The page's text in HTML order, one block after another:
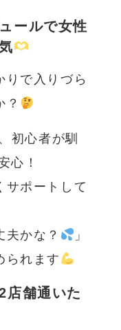
ールで女性
りで入りづら
初心者が馴
心！
サポートして
夫かな？
」
られます
店舗通いた